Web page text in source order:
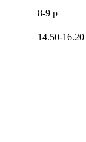
8-9 p
14.50-16.20